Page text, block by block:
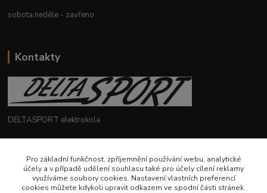
sobota,neděle - zavřeno
Kontakty
DELTASPORT elektrokola
deltasport@seznam.cz
Pro základní funkčnost, zpříjemnění používání webu, analytické
účely a v případě udělení souhlasu také pro účely cílení reklamy
využíváme soubory cookies. Nastavení vlastních preferencí
cookies můžete kdykoli upravit odkazem ve spodní části stránek.